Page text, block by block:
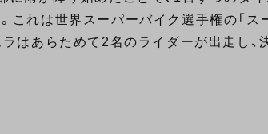
れは世界スーパーバイク選手権の「ス
はあらためて2名のライダーが出走し、